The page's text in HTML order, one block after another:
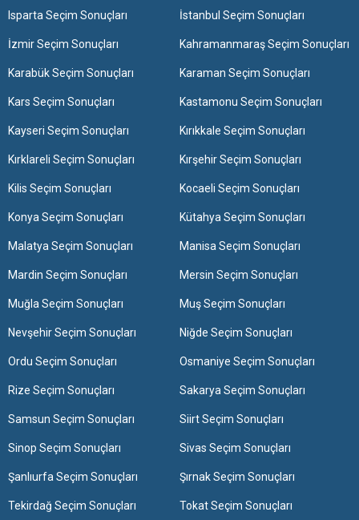
Isparta Seçim Sonuçları İstanbul Seçim Sonuçları
İzmir Seçim Sonuçları Kahramanmaraş Seçim Sonuçları
Karabük Seçim Sonuçları Karaman Seçim Sonuçları
Kars Seçim Sonuçları Kastamonu Seçim Sonuçları
Kayseri Seçim Sonuçları Kırıkkale Seçim Sonuçları
Kırklareli Seçim Sonuçları Kırşehir Seçim Sonuçları
Kilis Seçim Sonuçları Kocaeli Seçim Sonuçları
Konya Seçim Sonuçları Kütahya Seçim Sonuçları
Malatya Seçim Sonuçları Manisa Seçim Sonuçları
Mardin Seçim Sonuçları Mersin Seçim Sonuçları
Muğla Seçim Sonuçları Muş Seçim Sonuçları
Nevşehir Seçim Sonuçları Niğde Seçim Sonuçları
Ordu Seçim Sonuçları Osmaniye Seçim Sonuçları
Rize Seçim Sonuçları Sakarya Seçim Sonuçları
Samsun Seçim Sonuçları Siirt Seçim Sonuçları
Sinop Seçim Sonuçları Sivas Seçim Sonuçları
Şanlıurfa Seçim Sonuçları Şırnak Seçim Sonuçları
Tekirdağ Seçim Sonuçları Tokat Seçim Sonuçları